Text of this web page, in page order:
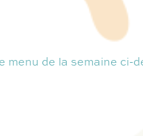
menu de la semaine ci-